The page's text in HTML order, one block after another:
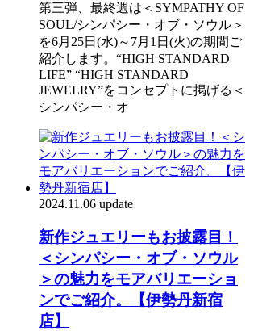
第三弾、最終週は＜SYMPATHY OF
SOUL/シンパシー・オブ・ソウル＞
を6月25日(水)～7月1日(火)の期間ご
紹介します。“HIGH STANDARD
LIFE” “HIGH STANDARD
JEWELRY”をコンセプトに掲げる＜
シンパシー・オ
2024.11.06 update
新作ジュエリーもお披露目！
＜シンパシー・オブ・ソウル
＞の魅力をモアバリエーショ
ンでご紹介。【伊勢丹新宿
店】